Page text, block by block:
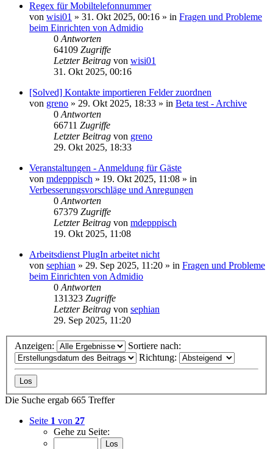
Regex für Mobiltelefonnummer
von wisi01 » 31. Okt 2025, 00:16 » in Fragen und Probleme
beim Einrichten von Admidio
0 Antworten
64109 Zugriffe
Letzter Beitrag von wisi01
31. Okt 2025, 00:16
[Solved] Kontakte importieren Felder zuordnen
von greno » 29. Okt 2025, 18:33 » in Beta test - Archive
0 Antworten
66711 Zugriffe
Letzter Beitrag von greno
29. Okt 2025, 18:33
Veranstaltungen - Anmeldung für Gäste
von mdepppisch » 19. Okt 2025, 11:08 » in
Verbesserungsvorschläge und Anregungen
0 Antworten
67379 Zugriffe
Letzter Beitrag von mdepppisch
19. Okt 2025, 11:08
Arbeitsdienst PlugIn arbeitet nicht
von sephian » 29. Sep 2025, 11:20 » in Fragen und Probleme
beim Einrichten von Admidio
0 Antworten
131323 Zugriffe
Letzter Beitrag von sephian
29. Sep 2025, 11:20
Anzeigen:
Sortiere nach:
Richtung:
Die Suche ergab 665 Treffer
Seite 1 von 27
Gehe zu Seite: